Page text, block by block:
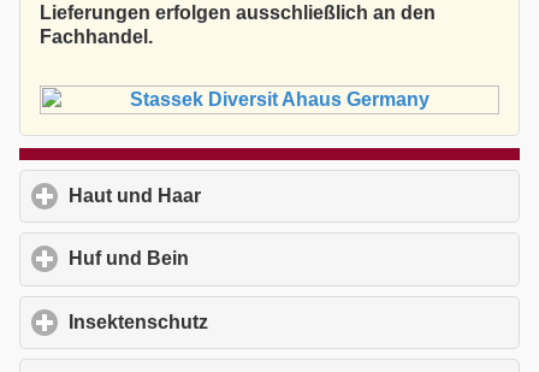
Lieferungen erfolgen ausschließlich an den
Fachhandel.
Haut und Haar
Huf und Bein
Insektenschutz